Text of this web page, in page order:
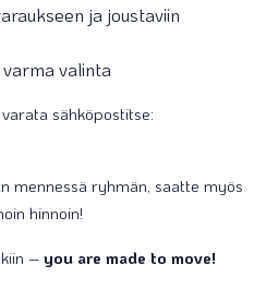
ja joustaviin
valinta
sähköpostitse:
mennessä ryhmän, saatte myös
hinnoin!
– you are made to move!